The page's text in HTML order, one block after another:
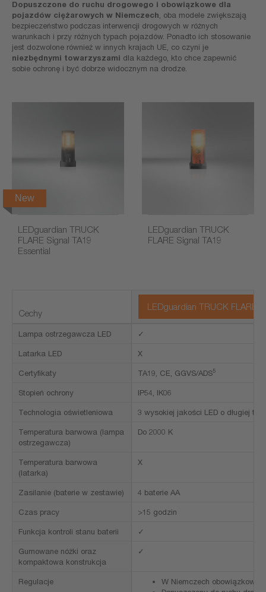
Dopuszczone do ruchu drogowego i obowiązkowe dla
pojazdów ciężarowych w Niemczech , oba modele zwiększają
bezpieczeństwo podczas interwencji drogowych w różnych
warunkach i przy różnych typach pojazdów. Ponadto ich stosowanie
jest dozwolone również w innych krajach UE, co czyni je
niezbędnymi towarzyszami dla każdego, kto chce zapewnić
sobie ochronę i być dobrze widocznym na drodze.
New
LEDguardian TRUCK
FLARE Signal TA19
Essential
LEDguardian TRUCK
FLARE Signal TA19
Cechy
LEDguardian TRUCK FLARE
Lampa ostrzegawcza LED ✓
Latarka LED X
Certyfikaty TA19, CE, GGVS/ADS5
Stopień ochrony IP54, IK06
Technologia oświetleniowa 3 wysokiej jakości LED o długiej
Temperatura barwowa (lampa
ostrzegawcza)
Do 2000 K
Temperatura barwowa
(latarka)
X
Zasilanie (baterie w zestawie) 4 baterie AA
Czas pracy >15 godzin
Funkcja kontroli stanu baterii ✓
Gumowane nóżki oraz
kompaktowa konstrukcja
✓
Regulacje
W Niemczech obowiązkowe